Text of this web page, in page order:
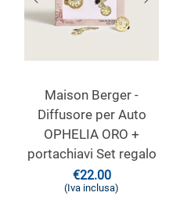
Maison Berger -
Diffusore per Auto
OPHELIA ORO +
portachiavi Set regalo
€22.00
(Iva inclusa)